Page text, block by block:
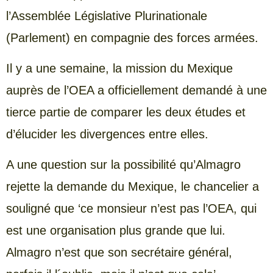
l’Assemblée Législative Plurinationale
(Parlement) en compagnie des forces armées.
Il y a une semaine, la mission du Mexique
auprès de l’OEA a officiellement demandé à une
tierce partie de comparer les deux études et
d’élucider les divergences entre elles.
A une question sur la possibilité qu’Almagro
rejette la demande du Mexique, le chancelier a
souligné que ‘ce monsieur n’est pas l’OEA, qui
est une organisation plus grande que lui.
Almagro n’est que son secrétaire général,